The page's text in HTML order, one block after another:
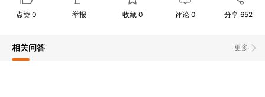
点赞0 举报 收藏 0 评论0 分享652
更多
相关问答